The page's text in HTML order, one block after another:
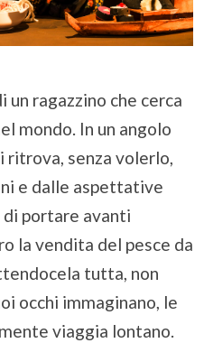
un ragazzino che cerca
mondo. In un angolo
ritrova, senza volerlo,
e dalle aspettative
portare avanti
la vendita del pesce da
tutta, non
occhi immaginano, le
viaggia lontano.